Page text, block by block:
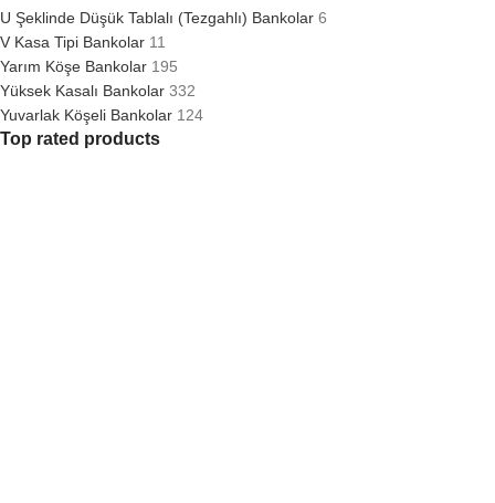
U Şeklinde Düşük Tablalı (Tezgahlı) Bankolar 6
V Kasa Tipi Bankolar 11
Yarım Köşe Bankolar 195
Yüksek Kasalı Bankolar 332
Yuvarlak Köşeli Bankolar 124
Top rated products